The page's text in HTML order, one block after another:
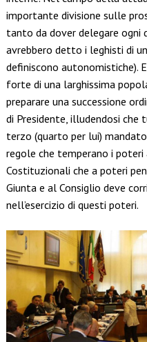
importante divisione sulle
tanto da dover delegare ogni
avrebbero detto i leghisti di
definiscono autonomistiche).
forte di una larghissima
preparare una successione
di Presidente, illudendosi
terzo (quarto per lui)
regole che temperano i
Costituzionali che a poteri
Giunta e al Consiglio deve
nell’esercizio di questi poteri.